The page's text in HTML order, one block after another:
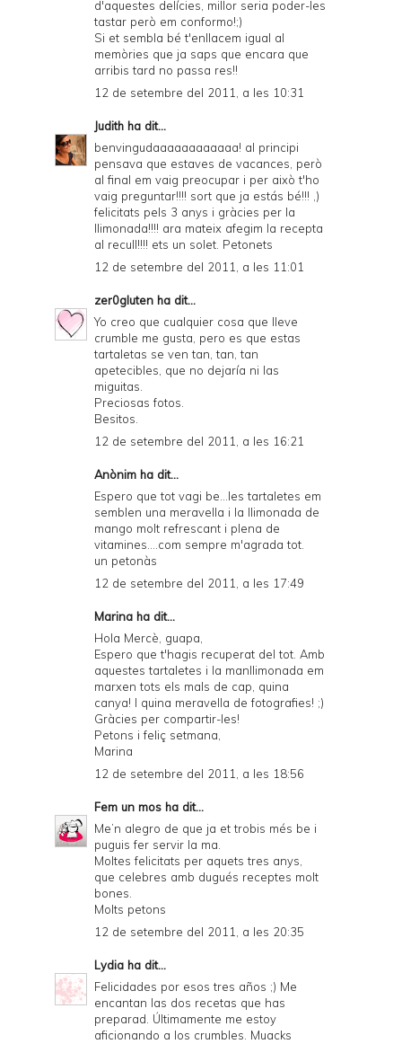
d'aquestes delícies, millor seria poder-les
tastar però em conformo!;)
Si et sembla bé t'enllacem igual al
memòries que ja saps que encara que
arribis tard no passa res!!
12 de setembre del 2011, a les 10:31
Judith ha dit...
benvingudaaaaaaaaaaaa! al principi
pensava que estaves de vacances, però
al final em vaig preocupar i per això t'ho
vaig preguntar!!!! sort que ja estás bé!!! ,)
felicitats pels 3 anys i gràcies per la
llimonada!!!! ara mateix afegim la recepta
al recull!!!! ets un solet. Petonets
12 de setembre del 2011, a les 11:01
zer0gluten ha dit...
Yo creo que cualquier cosa que lleve
crumble me gusta, pero es que estas
tartaletas se ven tan, tan, tan
apetecibles, que no dejaría ni las
miguitas.
Preciosas fotos.
Besitos.
12 de setembre del 2011, a les 16:21
Anònim ha dit...
Espero que tot vagi be...les tartaletes em
semblen una meravella i la llimonada de
mango molt refrescant i plena de
vitamines....com sempre m'agrada tot.
un petonàs
12 de setembre del 2011, a les 17:49
Marina ha dit...
Hola Mercè, guapa,
Espero que t'hagis recuperat del tot. Amb
aquestes tartaletes i la manllimonada em
marxen tots els mals de cap, quina
canya! I quina meravella de fotografies! ;)
Gràcies per compartir-les!
Petons i feliç setmana,
Marina
12 de setembre del 2011, a les 18:56
Fem un mos ha dit...
Me’n alegro de que ja et trobis més be i
puguis fer servir la ma.
Moltes felicitats per aquets tres anys,
que celebres amb dugués receptes molt
bones.
Molts petons
12 de setembre del 2011, a les 20:35
Lydia ha dit...
Felicidades por esos tres años ;) Me
encantan las dos recetas que has
preparad. Últimamente me estoy
aficionando a los crumbles. Muacks